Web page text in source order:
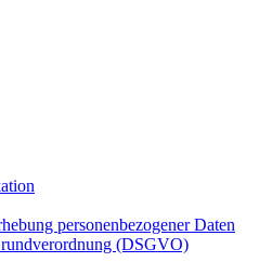
personenbezogener Daten
(DSGVO)